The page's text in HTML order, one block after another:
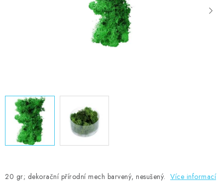
Jak nakupovat
20 gr; dekorační přírodní mech barvený, nesušený. Více informací